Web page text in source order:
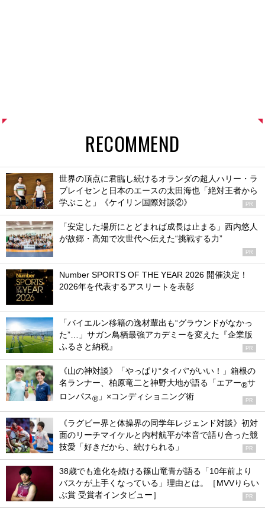
RECOMMEND
世界の頂点に君臨し続けるオランダの超人ハリー・ラ
ブレイセンと日本のエースの太田海也「絶対王者から
学ぶこと」《ケイリン国際対談②》
PR
「安定した場所にとどまれば成長は止まる」西内悠人
が故郷・高知で次世代へ伝えた“挑戦する力”
PR
Number SPORTS OF THE YEAR 2026 開催決定！
2026年を代表するアスリートを表彰
「バイエルン移籍の逸材輩出も“グラウンドがなかっ
た”…」サガン鳥栖最強アカデミーを変えた『企業版
ふるさと納税』
PR
《山の神対談》「やっぱり“タイパ”がいい！」箱根の
名ランナー、柏原竜二と神野大地が語る「エアー®サ
ロンパス® 」×コンディショニング術 PR
《ラグビー界と体操界の同学年レジェンド対談》初対
面のリーチマイケルと内村航平が本音で語り合った競
技愛「好きだから、続けられる」
PR
38歳でも進化を続ける篠山竜青が語る「10年前より
バスケが上手くなっている」理由とは。［MVVりらい
ぶ賞 受賞者インタビュー］
PR